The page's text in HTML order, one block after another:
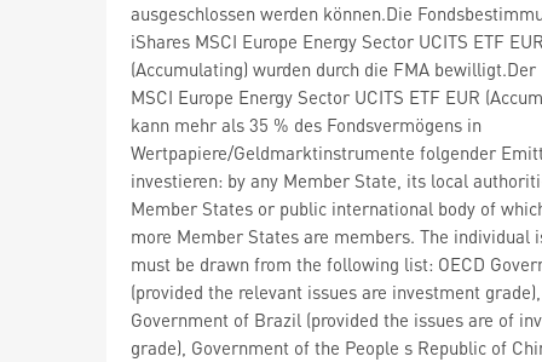
ausgeschlossen werden können.Die
iShares MSCI Europe Energy Sector UCITS ETF
(Accumulating) wurden durch die FMA bewilligt.Der
MSCI Europe Energy Sector UCITS ETF EUR
kann mehr als 35 % des Fondsvermögens in
Wertpapiere/Geldmarktinstrumente folgender
investieren: by any Member State, its local
Member States or public international body of
more Member States are members. The individual
must be drawn from the following list: OECD
(provided the relevant issues are investment grade),
Government of Brazil (provided the issues are of
grade), Government of the People s Republic of